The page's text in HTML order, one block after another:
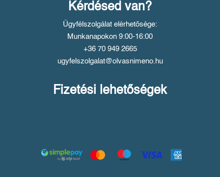
Kérdésed van?
Ügyfélszolgálat elérhetősége:
Munkanapokon 9:00-16:00
+36 70 949 2665
ugyfelszolgalat@olvasnimeno.hu
Fizetési lehetőségek